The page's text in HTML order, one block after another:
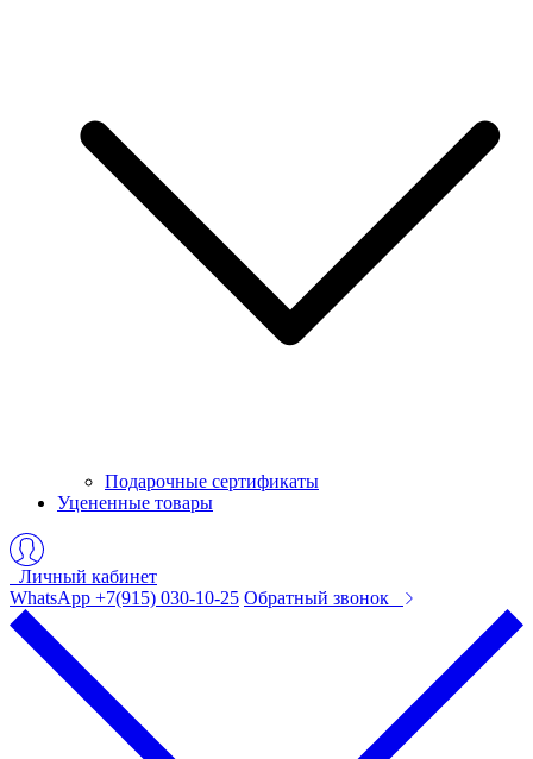
Подарочные сертификаты
Уцененные товары
Личный кабинет
WhatsApp +7(915) 030-10-25 Обратный звонок